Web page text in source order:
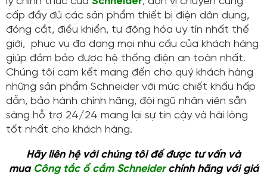
cấp đầy đủ các sản phẩm thiết bị điện dân dụng,
đóng cắt, điều khiển, tự động hóa uy tín nhất thế
giới, phục vụ đa dạng mọi nhu cầu của khách hàng
giúp đảm bảo được hệ thống điện an toàn nhất.
Chúng tôi cam kết mang đến cho quý khách hàng
những sản phẩm Schneider với mức chiết khấu hấp
dẫn, bảo hành chính hãng, đội ngũ nhân viên sẵn
sàng hỗ trợ 24/24 mang lại sự tin cậy và hài lòng
tốt nhất cho khách hàng.
Hãy liên hệ với chúng tôi để được tư vấn và
mua Công tắc ổ cắm Schneiderchính hãng với giá